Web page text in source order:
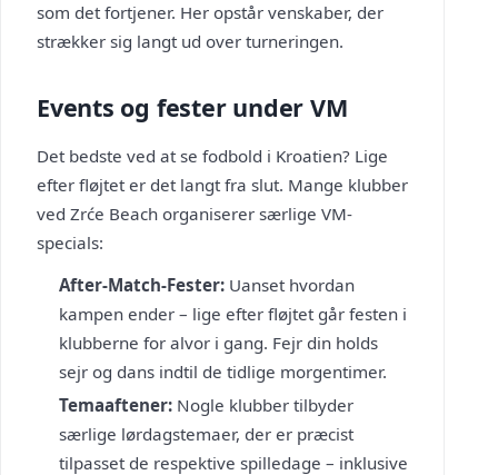
som det fortjener. Her opstår venskaber, der
strækker sig langt ud over turneringen.
Events og fester under VM
Det bedste ved at se fodbold i Kroatien? Lige
efter fløjtet er det langt fra slut. Mange klubber
ved Zrće Beach organiserer særlige VM-
specials:
After-Match-Fester: Uanset hvordan
kampen ender – lige efter fløjtet går festen i
klubberne for alvor i gang. Fejr din holds
sejr og dans indtil de tidlige morgentimer.
Temaaftener: Nogle klubber tilbyder
særlige lørdagstemaer, der er præcist
tilpasset de respektive spilledage – inklusive